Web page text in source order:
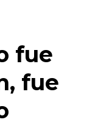
fue
fue